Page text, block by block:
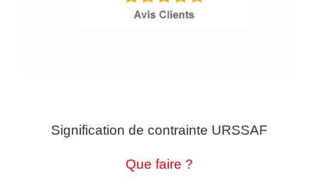
Signification de contrainte URSSAF
Que faire ?